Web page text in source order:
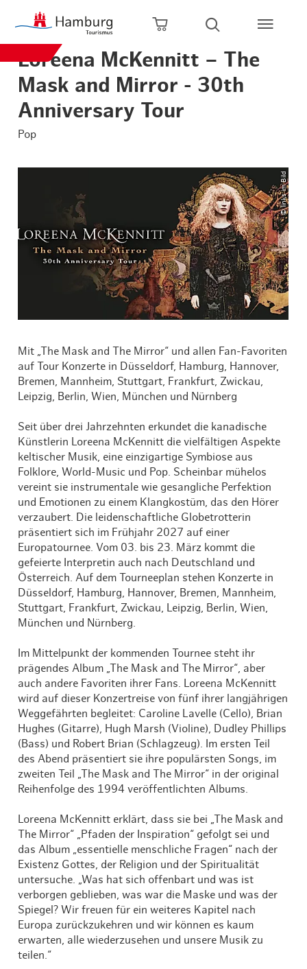
Zum Hauptinhalt springen
Zur Hauptnavigation springen
Zur Volltextsuche springen
Zum Footer springen
Warenkorb öffnen
Suche öffnen
Loreena McKennitt – The
Mask and Mirror - 30th
Anniversary Tour
Pop
© links im Bild
Mit „The Mask and The Mirror“ und allen Fan-Favoriten
auf Tour Konzerte in Düsseldorf, Hamburg, Hannover,
Bremen, Mannheim, Stuttgart, Frankfurt, Zwickau,
Leipzig, Berlin, Wien, München und Nürnberg
Seit über drei Jahrzehnten erkundet die kanadische
Künstlerin Loreena McKennitt die vielfältigen Aspekte
keltischer Musik, eine einzigartige Symbiose aus
Folklore, World-Music und Pop. Scheinbar mühelos
vereint sie instrumentale wie gesangliche Perfektion
und Emotionen zu einem Klangkostüm, das den Hörer
verzaubert. Die leidenschaftliche Globetrotterin
präsentiert sich im Frühjahr 2027 auf einer
Europatournee. Vom 03. bis 23. März kommt die
gefeierte Interpretin auch nach Deutschland und
Österreich. Auf dem Tourneeplan stehen Konzerte in
Düsseldorf, Hamburg, Hannover, Bremen, Mannheim,
Stuttgart, Frankfurt, Zwickau, Leipzig, Berlin, Wien,
München und Nürnberg.
Im Mittelpunkt der kommenden Tournee steht ihr
prägendes Album „The Mask and The Mirror“, aber
auch andere Favoriten ihrer Fans. Loreena McKennitt
wird auf dieser Konzertreise von fünf ihrer langjährigen
Weggefährten begleitet: Caroline Lavelle (Cello), Brian
Hughes (Gitarre), Hugh Marsh (Violine), Dudley Phillips
(Bass) und Robert Brian (Schlagzeug). Im ersten Teil
des Abend präsentiert sie ihre populärsten Songs, im
zweiten Teil „The Mask and The Mirror“ in der original
Reihenfolge des 1994 veröffentlichten Albums.
Loreena McKennitt erklärt, dass sie bei „The Mask and
The Mirror“ „Pfaden der Inspiration“ gefolgt sei und
das Album „essentielle menschliche Fragen“ nach der
Existenz Gottes, der Religion und der Spiritualität
untersuche. „Was hat sich offenbart und was ist
verborgen geblieben, was war die Maske und was der
Spiegel? Wir freuen für ein weiteres Kapitel nach
Europa zurückzukehren und wir können es kaum
erwarten, alle wiederzusehen und unsere Musik zu
teilen.“